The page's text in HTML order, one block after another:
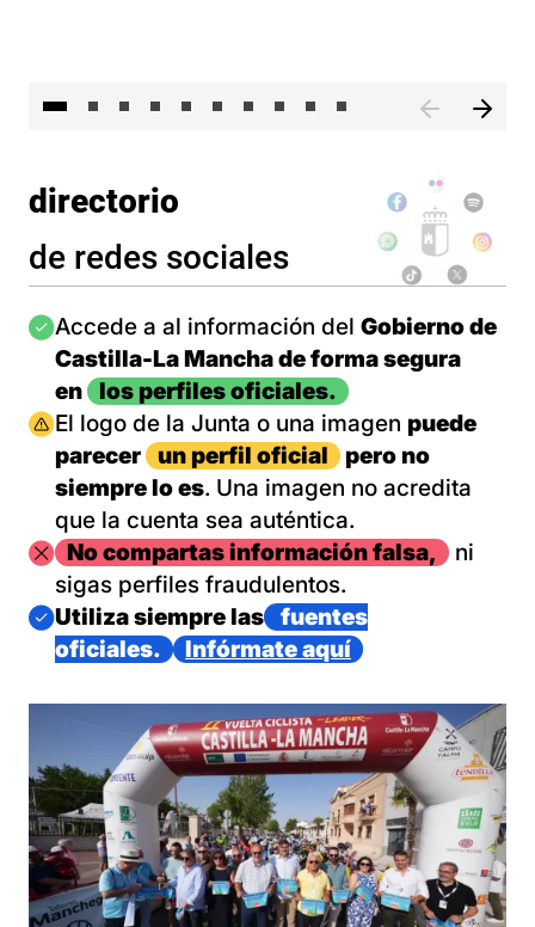
directorio
de redes sociales
Imagen
Accede a al información del Gobierno de
Castilla-La Mancha de forma segura
en
los perfiles oficiales.
Imagen
El logo de la Junta o una imagen puede
parecer
un perfil oficial
pero no
siempre lo es. Una imagen no acredita
que la cuenta sea auténtica.
ImagenNo compartas información falsa,
ni
sigas perfiles fraudulentos.
Imagen
Utiliza siempre las
fuentes
oficiales.
Infórmate aquí